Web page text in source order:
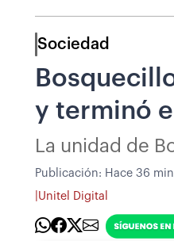
Sociedad
y terminó
La unidad de
Publicación: Hace 36
Unitel Digital